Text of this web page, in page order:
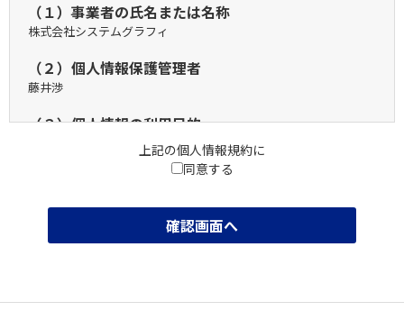
（１）事業者の氏名または名称
株式会社システムグラフィ
（２）個人情報保護管理者
藤井渉
（３）個人情報の利用目的
ご入力いただいた個人情報は、お問合せ対応および、弊社のサー
ビス、新商品、キャンペーン等のご案内のために利用致します。
ご入力いただいた個人情報を第三者提供を行う場合は以下の通り
お客様名、住所、電話番号、メールアドレス
上記の個人情報規約に
同意する